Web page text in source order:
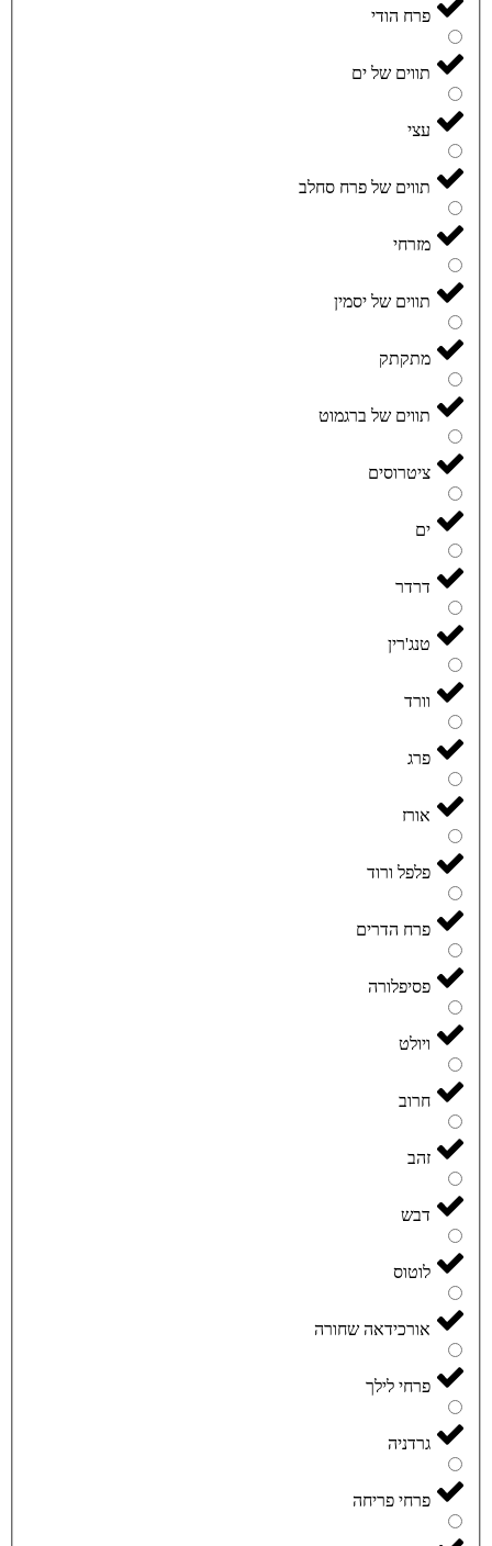
פרח הודי
תווים של ים
עצי
תווים של פרח סחלב
מזרחי
תווים של יסמין
מתקתק
תווים של ברגמוט
ציטרוסים
ים
דרדר
טנג'רין
וורד
פרג
אורז
פלפל ורוד
פרח הדרים
פסיפלורה
ויולט
חרוב
זהב
דבש
לוטוס
אורכידאה שחורה
פרחי לילך
גרדניה
פרחי פריחה